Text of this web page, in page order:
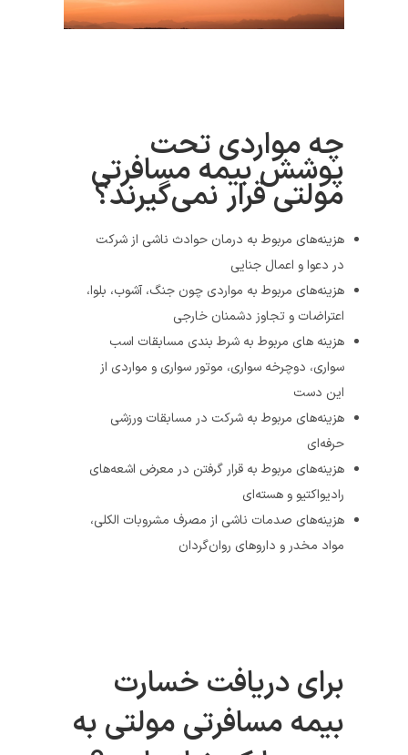
چه مواردی تحت
پوشش بیمه مسافرتی
مولتی قرار نمی‌گیرند؟
هزینه‌های مربوط به درمان حوادث ناشی از شرکت
در دعوا و اعمال جنایی
هزینه‌های مربوط به مواردی چون جنگ، آشوب، بلوا،
اعتراضات و تجاوز دشمنان خارجی
هزینه های مربوط به شرط بندی مسابقات اسب
سواری، دوچرخه سواری، موتور سواری و مواردی از
این دست
هزینه‌های مربوط به شرکت در مسابقات ورزشی
حرفه‌ای
هزینه‌های مربوط به قرار گرفتن در معرض اشعه‌های
رادیو‌اکتیو و هسته‌ای
هزینه‌های صدمات ناشی از مصرف مشروبات الکلی،
مواد مخدر و دارو‌‌های روان‌گردان
برای دریافت خسارت
بیمه مسافرتی مولتی به